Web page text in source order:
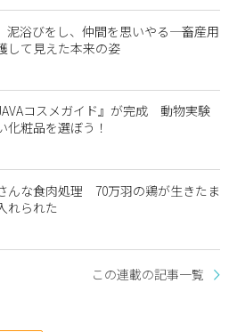
泥浴びをし、仲間を思いやる―― 畜産用
して見えた本来の姿
コスメガイド』が完成 動物実験
化粧品を選ぼう！
んな食肉処理 70万羽の鶏が生きたま
れられた
この連載の記事一覧